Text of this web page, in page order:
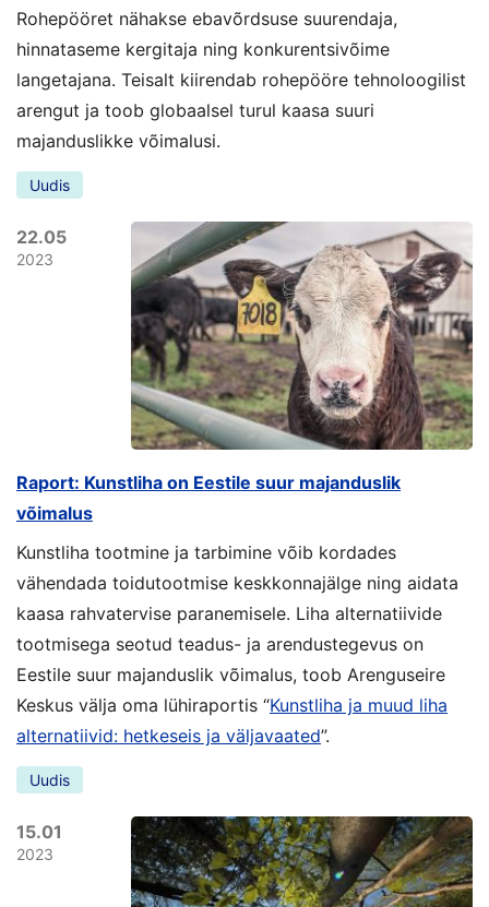
Rohepööret nähakse ebavõrdsuse suurendaja,
hinnataseme kergitaja ning konkurentsivõime
langetajana. Teisalt kiirendab rohepööre tehnoloogilist
arengut ja toob globaalsel turul kaasa suuri
majanduslikke võimalusi.
Uudis
22.05
2023
Raport: Kunstliha on Eestile suur majanduslik
võimalus
Kunstliha tootmine ja tarbimine võib kordades
vähendada toidutootmise keskkonnajälge ning aidata
kaasa rahvatervise paranemisele. Liha alternatiivide
tootmisega seotud teadus- ja arendustegevus on
Eestile suur majanduslik võimalus, toob Arenguseire
Keskus välja oma lühiraportis “Kunstliha ja muud liha
alternatiivid: hetkeseis ja väljavaated”.
Uudis
15.01
2023